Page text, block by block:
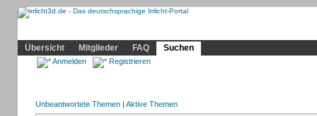
Übersicht
Mitglieder FAQ Suchen
Anmelden Registrieren
Unbeantwortete Themen| Aktive Themen